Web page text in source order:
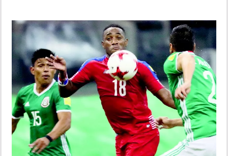
DEPORTES
MUNDO
INSÓLITAS
MULTIMEDIA
IMPRESO